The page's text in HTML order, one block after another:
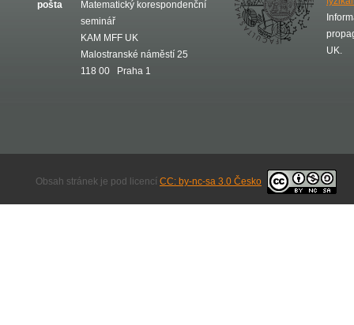
pošta
Matematický korespondenční
seminář
KAM MFF UK
Malostranské náměstí 25
118 00 Praha 1
UK.
Obsah stránek je pod licencí CC: by-nc-sa 3.0 Česko